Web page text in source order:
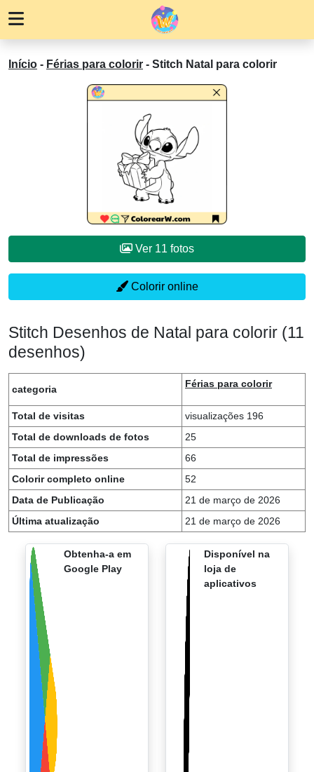
Início - Férias para colorir - Stitch Natal para colorir
Ver 11 fotos
Colorir online
Stitch Desenhos de Natal para colorir (11
desenhos)
categoria Férias para colorir
Total de visitas
visualizações 196
Total de downloads de fotos
25
Total de impressões
66
Colorir completo online
52
Data de Publicação
21 de março de 2026
Última atualização
21 de março de 2026
Obtenha-a em
Google Play
Disponível na
loja de
aplicativos